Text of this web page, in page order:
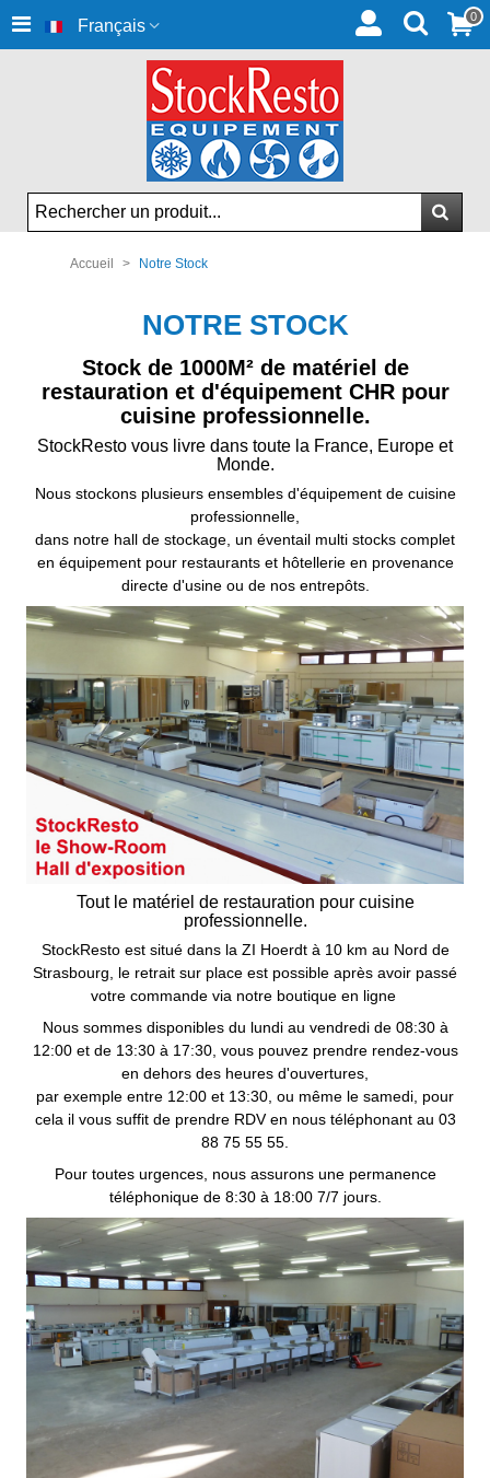
Français 0
Accueil > Notre Stock
NOTRE STOCK
Stock de 1000M² de matériel de
restauration et d'équipement CHR pour
cuisine professionnelle.
StockResto vous livre dans toute la France, Europe et
Monde.
Nous stockons plusieurs ensembles d'équipement de cuisine
professionnelle,
dans notre hall de stockage, un éventail multi stocks complet
en équipement pour restaurants et hôtellerie en provenance
directe d'usine ou de nos entrepôts.
Tout le matériel de restauration pour cuisine
professionnelle.
StockResto est situé dans la ZI Hoerdt à 10 km au Nord de
Strasbourg, le retrait sur place est possible après avoir passé
votre commande via notre boutique en ligne
Nous sommes disponibles du lundi au vendredi de 08:30 à
12:00 et de 13:30 à 17:30, vous pouvez prendre rendez-vous
en dehors des heures d'ouvertures,
par exemple entre 12:00 et 13:30, ou même le samedi, pour
cela il vous suffit de prendre RDV en nous téléphonant au 03
88 75 55 55.
Pour toutes urgences, nous assurons une permanence
téléphonique de 8:30 à 18:00 7/7 jours.